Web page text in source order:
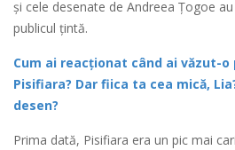
și cele desenate de Andreea Țogoe
publicul țintă.
Cum ai reacționat când ai văzut-o
Pisifiara? Dar fiica ta cea mică,
desen?
Prima dată, Pisifiara era un pic mai